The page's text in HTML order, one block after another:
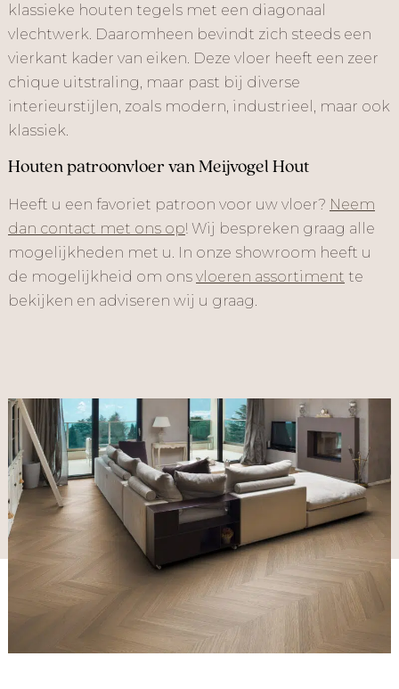
klassieke houten tegels met een diagonaal
vlechtwerk. Daaromheen bevindt zich steeds een
vierkant kader van eiken. Deze vloer heeft een zeer
chique uitstraling, maar past bij diverse
interieurstijlen, zoals modern, industrieel, maar ook
klassiek.
Houten patroonvloer van Meijvogel Hout
Heeft u een favoriet patroon voor uw vloer? Neem
dan contact met ons op! Wij bespreken graag alle
mogelijkheden met u. In onze showroom heeft u
de mogelijkheid om ons vloeren assortiment te
bekijken en adviseren wij u graag.